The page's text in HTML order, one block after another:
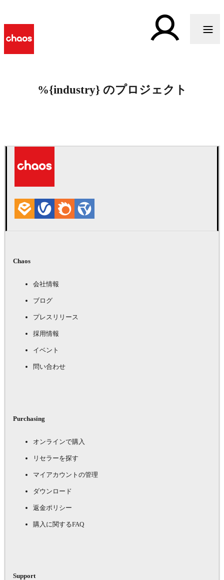
%{industry} のプロジェクト
Chaos
会社情報
ブログ
プレスリリース
採用情報
イベント
問い合わせ
Purchasing
オンラインで購入
リセラーを探す
マイアカウントの管理
ダウンロード
返金ポリシー
購入に関するFAQ
Support